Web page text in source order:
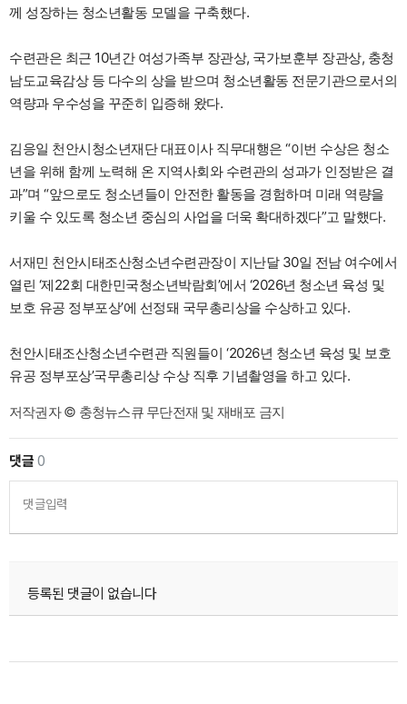
께 성장하는 청소년활동 모델을 구축했다.
수련관은 최근 10년간 여성가족부 장관상, 국가보훈부 장관상, 충청
남도교육감상 등 다수의 상을 받으며 청소년활동 전문기관으로서의
역량과 우수성을 꾸준히 입증해 왔다.
김응일 천안시청소년재단 대표이사 직무대행은 “이번 수상은 청소
년을 위해 함께 노력해 온 지역사회와 수련관의 성과가 인정받은 결
과”며 “앞으로도 청소년들이 안전한 활동을 경험하며 미래 역량을
키울 수 있도록 청소년 중심의 사업을 더욱 확대하겠다”고 말했다.
서재민 천안시태조산청소년수련관장이 지난달 30일 전남 여수에서
열린 ‘제22회 대한민국청소년박람회’에서 ‘2026년 청소년 육성 및
보호 유공 정부포상’에 선정돼 국무총리상을 수상하고 있다.
천안시태조산청소년수련관 직원들이 ‘2026년 청소년 육성 및 보호
유공 정부포상’국무총리상 수상 직후 기념촬영을 하고 있다.
저작권자 © 충청뉴스큐 무단전재 및 재배포 금지
댓글0
댓글입력
등록된 댓글이 없습니다